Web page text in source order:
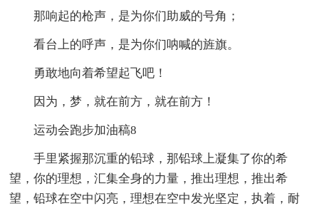
那响起的枪声，是为你们助威的号角；
看台上的呼声，是为你们呐喊的旌旗。
勇敢地向着希望起飞吧！
因为，梦，就在前方，就在前方！
运动会跑步加油稿8
手里紧握那沉重的铅球，那铅球上凝集了你的希
望，你的理想，汇集全身的力量，推出理想，推出希
望，铅球在空中闪亮，理想在空中发光坚定，执着，耐